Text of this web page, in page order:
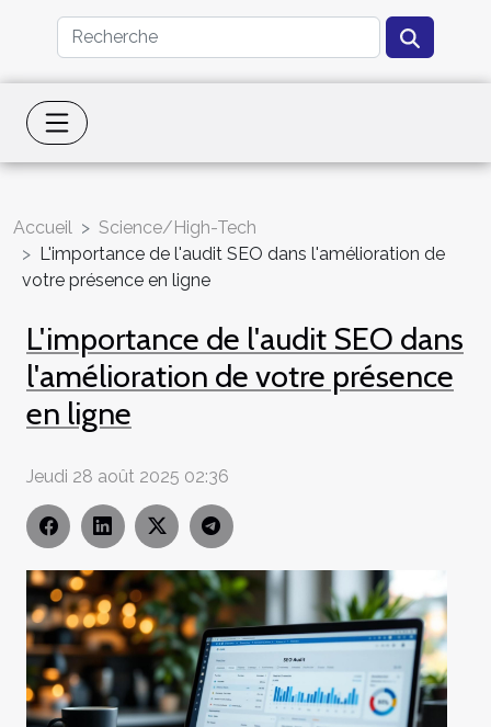
Accueil
Science/High-Tech
L'importance de l'audit SEO dans l'amélioration de
votre présence en ligne
L'importance de l'audit SEO dans
l'amélioration de votre présence
en ligne
Jeudi 28 août 2025 02:36